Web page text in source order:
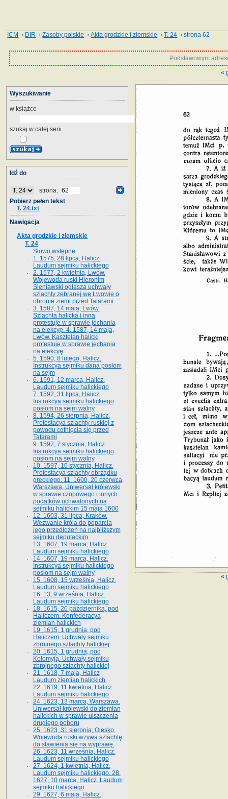
ICM › DIR ›Zasoby polskie ›Akta grodzkie i ziemskie ›T. 24 › strona 62
Podstawowym
«
«
Wyszukiwanie
w książce
szukaj w całej serii
Idź do
strona:
Pobierz pełen tekst
T. 24.txt
Nawigacja
Akta grodzkie i ziemskie
T. 24
Słowo wstępne
1. 1575, 28 lipca, Halicz.
Laudum sejmiku halickiego
2. 1577, 2 kwietnia, Lwów.
Wojewoda ruski Hieronim
Sieniawski ogłasza uchwały
szlachty zebranej we Lwowie o
obronie ziemi przed Tatarami
3. 1587, 14 maja, Lwów.
Szlachta halicka i inna
protestuje w sprawie jechania
na elekcyę. 4. 1587, 14 maja,
Lwów. Kasztelan halicki
protestuje w sprawie jechania
na elekcyę
5. 1590, 8 lutego, Halicz.
Instrukcya sejmiku dana posłom
na sejm
6. 1591, 12 marca, Halicz.
Laudum sejmiku halickiego
7. 1592, 31 lipca, Halicz.
Instrukcya sejmiku halickiego
posłom na sejm walny
8. 1594, 26 sierpnia, Halicz.
Protestacya szlachty ruskiej z
powodu cofnięcia się przed
Tatarami
9. 1597, 7 stycznia, Halicz.
Instrukcya sejmiku halickiego
posłom na sejm walny
10. 1597, 10 stycznia, Halicz.
Protestacya szlachty obrządku
greckiego. 11. 1600, 20 czerwca,
Warszawa. Uniwersał królewski
w sprawie czopowego i innych
podatków uchwalonych na
sejmiku halickim 15 maja 1600
12. 1603, 31 lipca, Kraków.
Wezwanie króla do poparcia
jego przedłożeń na najbliższym
sejmiku deputackim
13. 1607, 19 marca, Halicz.
Laudum sejmiku halickiego
14. 1607, 19 marca, Halicz.
Instrukcya sejmiku halickiego
posłom na sejm walny
15. 1608, 15 września, Halicz.
Laudum sejmiku halickiego
16. 13, 9 września, Halicz.
Laudum sejmiku halickiego
18. 1615, 20 października, pod
Haliczem. Konfederacya
ziemian halickich
19. 1615, 1 grudnia, pod
Haliczem. Uchwały sejmiku
zbrojnego szlachty halickiej
20. 1615, 1 grudnia, pod
Kołomyją. Uchwały sejmiku
zbrojnego szlachty halickiej
21. 1618, 7 maja, Halicz
Laudum ziemian halickich.
22. 1619, 11 kwietnia, Halicz.
Laudum sejmiku halickiego
24. 1623, 13 marca, Warszawa.
Uniwersał królewski do ziemian
halickich w sprawie uiszczenia
drugiego poboru
25. 1623, 31 sierpnia, Olesko.
Wojewoda ruski wzywa szlachtę
do stawienia się na wyprawę.
26. 1623, 11 września, Halicz.
Laudum sejmiku halickiego
27. 1624, 1 kwietnia, Halicz.
Laudum sejmiku halickiego. 28.
1627, 10 marca, Halicz. Laudum
sejmiku halickiego
29. 1627, 6 maja, Halicz.